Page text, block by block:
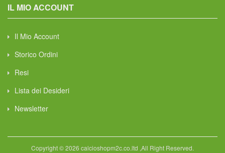
IL MIO ACCOUNT
Il Mio Account
Storico Ordini
Resi
Lista dei Desideri
Newsletter
Copyright © 2026 calcioshopm2c.co.ltd ,All Right Reserved.